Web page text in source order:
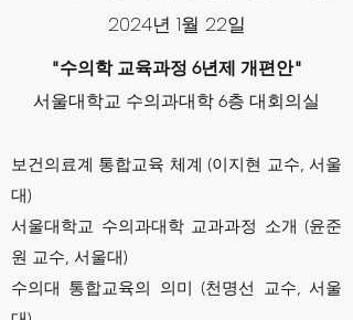
2024년 1월 22일
"수의학 교육과정 6년제 개편안"
서울대학교 수의과대학 6층 대회의실
보건의료계 통합교육 체계 (이지현 교수, 서울
대)
서울대학교 수의과대학 교과과정 소개 (윤준
원 교수, 서울대)
수의대 통합교육의 의미 (천명선 교수, 서울